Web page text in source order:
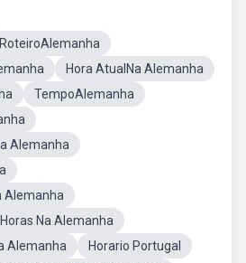
RoteiroAlemanha
Hora AtualNa Alemanha
TempoAlemanha
Alemanha
Alemanha
Na Alemanha
Alemanha
Horario Portugal